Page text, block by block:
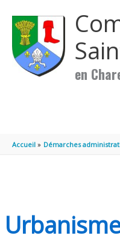
en
Accueil Démarches